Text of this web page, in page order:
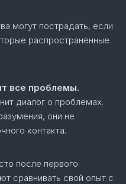
могут пострадать, если
распространённые
все проблемы.
диалог о проблемах.
они не
контакта.
после первого
сравнивать свой опыт с